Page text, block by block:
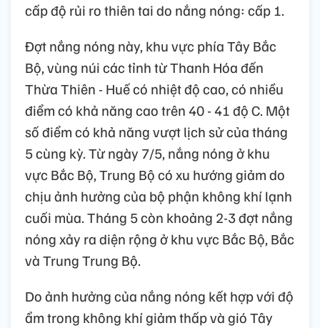
cấp độ rủi ro thiên tai do nắng nóng: cấp 1.
Đợt nắng nóng này, khu vực phía Tây Bắc
Bộ, vùng núi các tỉnh từ Thanh Hóa đến
Thừa Thiên - Huế có nhiệt độ cao, có nhiều
điểm có khả năng cao trên 40 - 41 độ C. Một
số điểm có khả năng vượt lịch sử của tháng
5 cùng kỳ. Từ ngày 7/5, nắng nóng ở khu
vực Bắc Bộ, Trung Bộ có xu hướng giảm do
chịu ảnh hưởng của bộ phận không khí lạnh
cuối mùa. Tháng 5 còn khoảng 2-3 đợt nắng
nóng xảy ra diện rộng ở khu vực Bắc Bộ, Bắc
và Trung Trung Bộ.
Do ảnh hưởng của nắng nóng kết hợp với độ
ẩm trong không khí giảm thấp và gió Tây